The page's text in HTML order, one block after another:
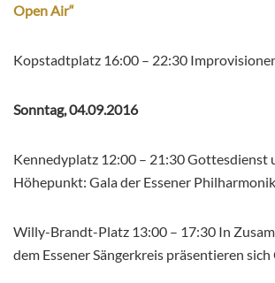
Open Air“
Kopstadtplatz 16:00 – 22:30
Sonntag, 04.09.2016
Kennedyplatz 12:00 – 21:30 Gottesdienst
Höhepunkt: Gala der Essener
Willy-Brandt-Platz 13:00 – 17:30 In
dem Essener Sängerkreis präsentieren sich